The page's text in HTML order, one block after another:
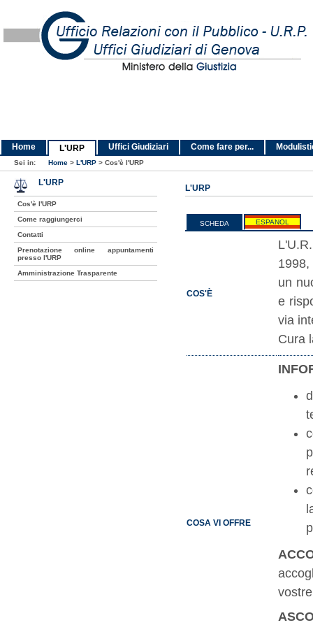
Home L'URP Uffici Giudiziari Come fare per...
Sei in: Home > L'URP > Cos'è l'URP
L'URP
SCHEDA ESPANOL
COS'È
un
e
via
Cura
COSA VI OFFRE
L'URP
Cos'è l'URP
Come raggiungerci
Contatti
Prenotazione online appuntamenti
presso l'URP
Amministrazione Trasparente